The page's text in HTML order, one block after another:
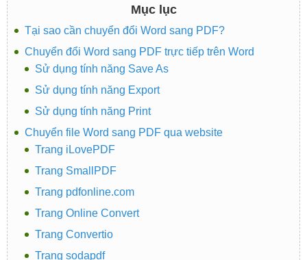
Mục lục
Tại sao cần chuyển đổi Word sang PDF?
Chuyển đổi Word sang PDF trực tiếp trên Word
Sử dụng tính năng Save As
Sử dụng tính năng Export
Sử dụng tính năng Print
Chuyển file Word sang PDF qua website
Trang iLovePDF
Trang SmallPDF
Trang pdfonline.com
Trang Online Convert
Trang Convertio
Trang sodapdf